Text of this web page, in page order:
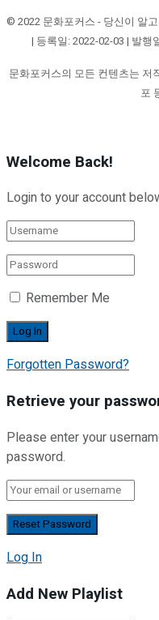
© 2022 문화포커스 - 당신이 알
| 등록일: 2022-02-03 | 발행
문화포커스의 모든 컨텐츠는
포
Welcome Back!
Login to your account
Remember Me
Forgotten Password?
Retrieve your
Please enter your
password.
Log In
Add New Playlist